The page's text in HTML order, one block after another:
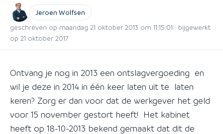
Jeroen Wolfsen
geschreven op maandag 21 oktober 2013 om 11:15:01 · bijgewerkt
op 21 oktober 2017
Ontvang je nog in 2013 een ontslagvergoeding en
wil je deze in 2014 in één keer laten uit te laten
keren? Zorg er dan voor dat de werkgever het geld
voor 15 november gestort heeft! Het kabinet
heeft op 18-10-2013 bekend gemaakt dat dit de